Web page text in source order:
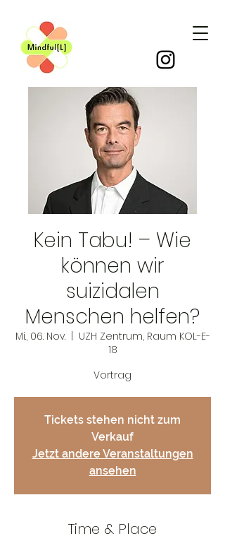
Kein Tabu! – Wie
können wir
suizidalen
Menschen helfen?
Mi., 06. Nov.
  |
UZH Zentrum, Raum KOL-E-
18
Vortrag
Tickets stehen nicht zum
Verkauf
Jetzt andere Veranstaltungen
ansehen
Time & Place